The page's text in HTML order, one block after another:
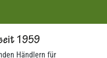
1959
Händlern für